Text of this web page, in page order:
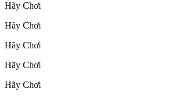
Hãy Chơi
Hãy Chơi
Hãy Chơi
Hãy Chơi
Hãy Chơi